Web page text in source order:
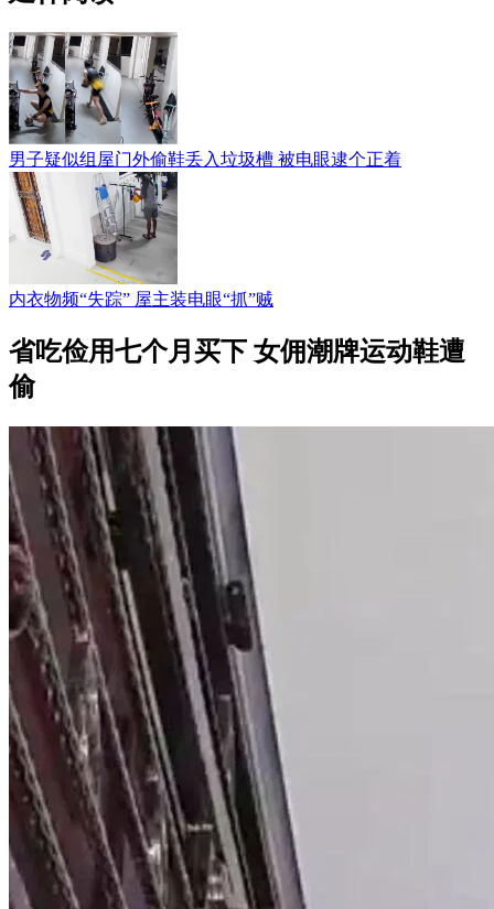
男子疑似组屋门外偷鞋丢入垃圾槽 被电眼逮个正着
内衣物频“失踪” 屋主装电眼“抓”贼
省吃俭用七个月买下 女佣潮牌运动鞋遭
偷